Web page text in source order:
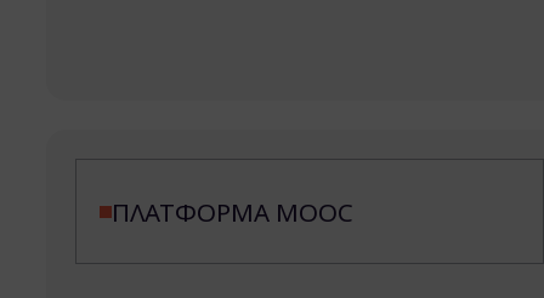
ΠΛΑΤΦΟΡΜΑ MOOC